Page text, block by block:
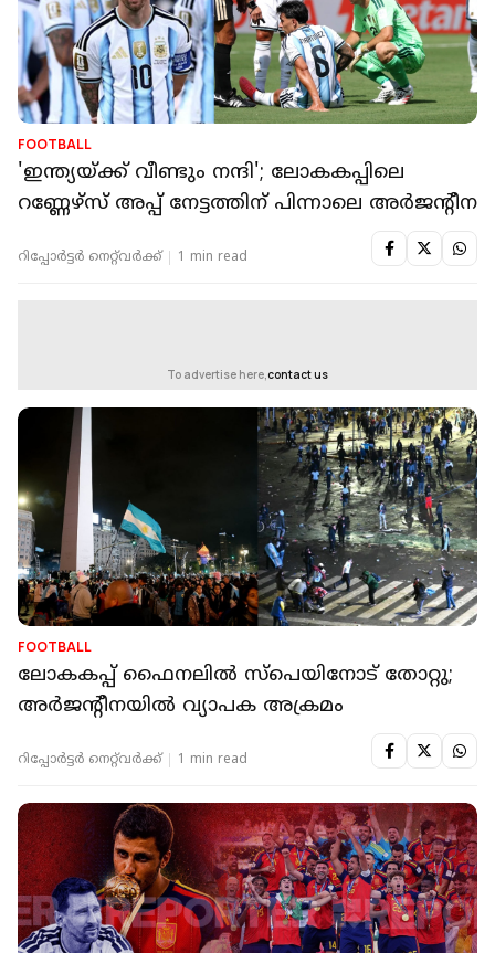
FOOTBALL
'ഇന്ത്യയ്ക്ക് വീണ്ടും നന്ദി'; ലോകകപ്പിലെ
റണ്ണേഴ്സ് അപ്പ് നേട്ടത്തിന് പിന്നാലെ അര്‍ജന്റീന
റിപ്പോർട്ടർ നെറ്റ്‌വര്‍ക്ക്‌ 1 min read
To advertise here,contact us
FOOTBALL
ലോകകപ്പ് ഫൈനലിൽ സ്പെയിനോട് തോറ്റു;
അര്‍ജന്റീനയില്‍ വ്യാപക അക്രമം
റിപ്പോർട്ടർ നെറ്റ്‌വര്‍ക്ക്‌ 1 min read